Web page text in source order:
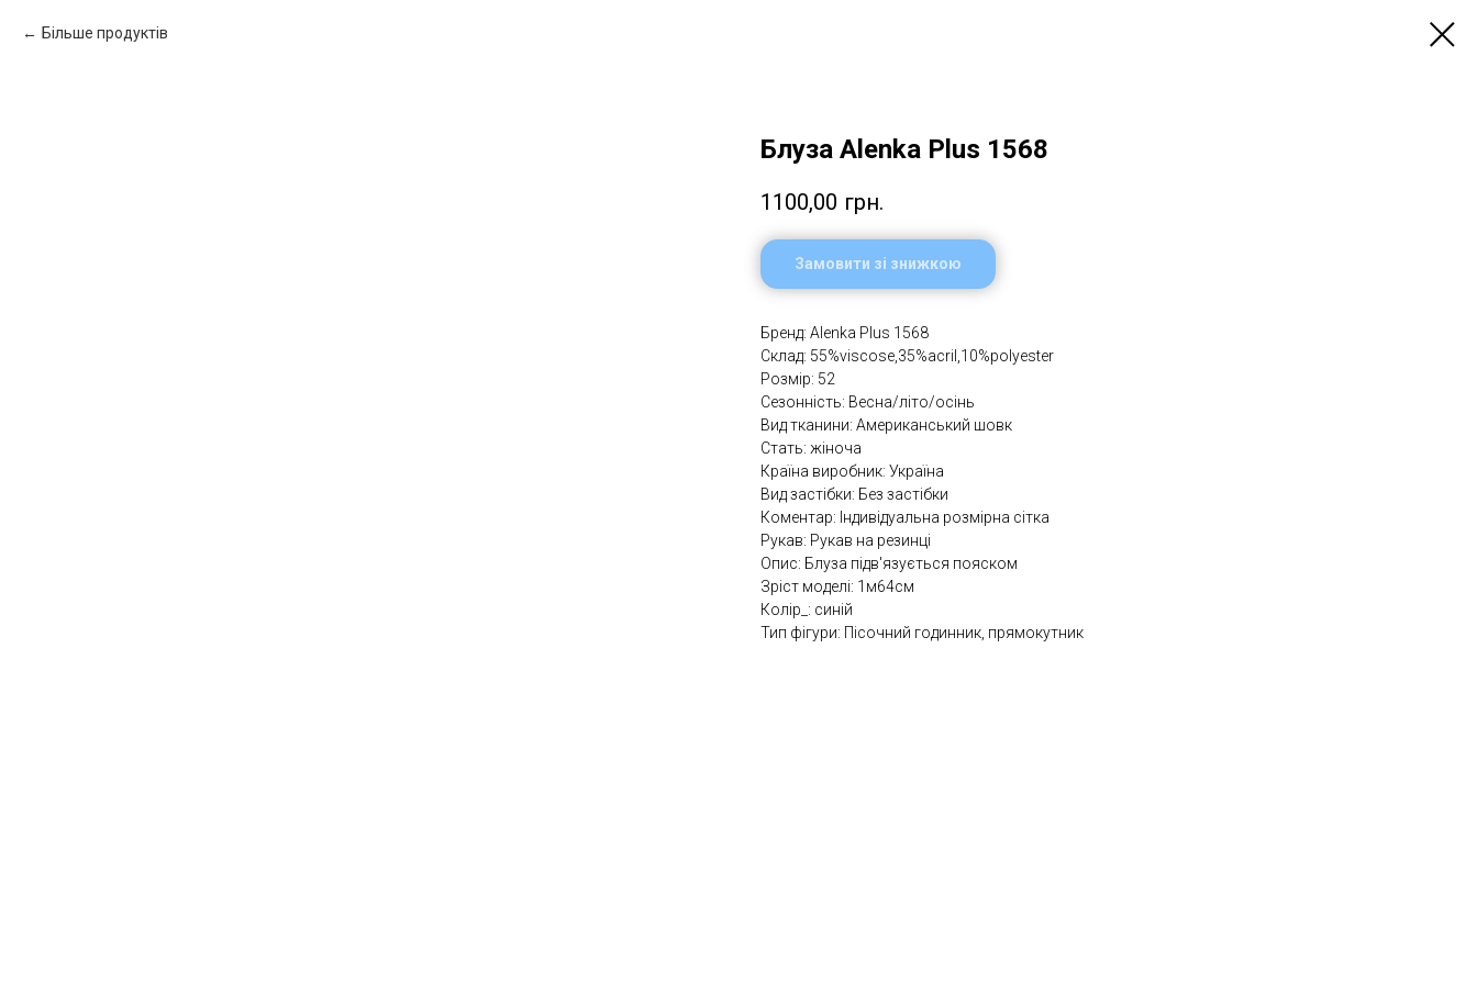
Більше продуктів
Блуза Alenka Plus 1568
1100,00 грн.
Замовити зі знижкою
Бренд: Alenka Plus 1568
Склад: 55%viscose,35%aсril,10%polуester
Розмір: 52
Сезонність: Весна/літо/осінь
Вид тканини: Американський шовк
Стать: жіноча
Країна виробник: Україна
Вид застібки: Без застібки
Коментар: Індивідуальна розмірна сітка
Рукав: Рукав на резинці
Опис: Блуза підв'язується пояском
Зріст моделі: 1м64см
Колір_: синій
Тип фігури: Пісочний годинник, прямокутник